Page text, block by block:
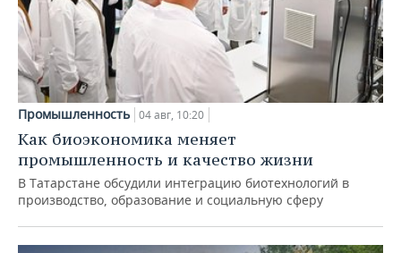
Промышленность 04 авг, 10:20
Как биоэкономика меняет
промышленность и качество жизни
В Татарстане обсудили интеграцию биотехнологий в
производство, образование и социальную сферу